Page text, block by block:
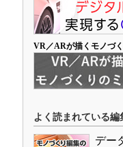
VR／ARが描くモノづ
よく読まれている編
デー